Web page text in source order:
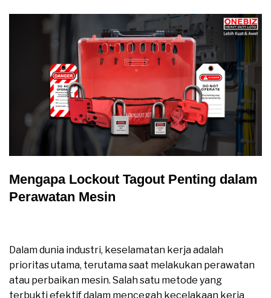
Mengapa Lockout Tagout Penting dalam
Perawatan Mesin
Dalam dunia industri, keselamatan kerja adalah
prioritas utama, terutama saat melakukan perawatan
atau perbaikan mesin. Salah satu metode yang
terbukti efektif dalam mencegah kecelakaan kerja